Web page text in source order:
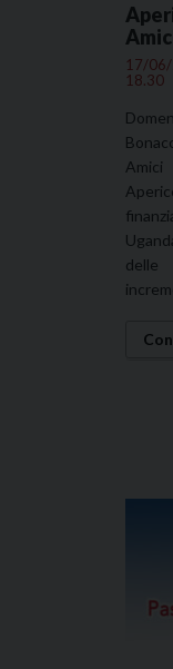
17/06/
18.30
delle